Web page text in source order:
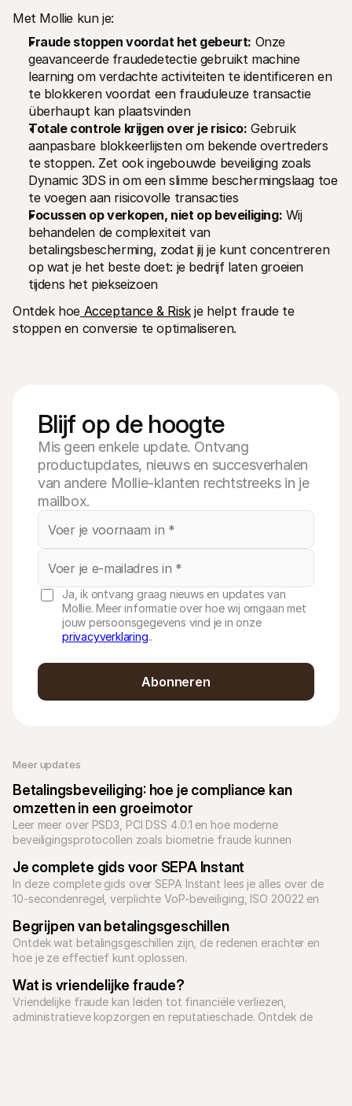
Met Mollie kun je:
Fraude stoppen voordat het gebeurt: Onze
geavanceerde fraudedetectie gebruikt machine
learning om verdachte activiteiten te identificeren en
te blokkeren voordat een frauduleuze transactie
überhaupt kan plaatsvinden
Totale controle krijgen over je risico: Gebruik
aanpasbare blokkeerlijsten om bekende overtreders
te stoppen. Zet ook ingebouwde beveiliging zoals
Dynamic 3DS in om een slimme beschermingslaag toe
te voegen aan risicovolle transacties
Focussen op verkopen, niet op beveiliging: Wij
behandelen de complexiteit van
betalingsbescherming, zodat jij je kunt concentreren
op wat je het beste doet: je bedrijf laten groeien
tijdens het piekseizoen
Ontdek hoe Acceptance & Risk je helpt fraude te
stoppen en conversie te optimaliseren.
Meer updates
Betalingsbeveiliging: hoe je compliance kan
omzetten in een groeimotor
Leer meer over PSD3, PCI DSS 4.0.1 en hoe moderne
beveiligingsprotocollen zoals biometrie fraude kunnen
Je complete gids voor SEPA Instant
In deze complete gids over SEPA Instant lees je alles over de
10-secondenregel, verplichte VoP-beveiliging, ISO 20022 en
Begrijpen van betalingsgeschillen
Ontdek wat betalingsgeschillen zijn, de redenen erachter en
hoe je ze effectief kunt oplossen.
Wat is vriendelijke fraude?
Vriendelijke fraude kan leiden tot financiële verliezen,
administratieve kopzorgen en reputatieschade. Ontdek de
Blijf op de hoogte
Mis geen enkele update. Ontvang
productupdates, nieuws en succesverhalen
van andere Mollie-klanten rechtstreeks in je
mailbox.
Ja, ik ontvang graag nieuws en updates van
Mollie. Meer informatie over hoe wij omgaan met
jouw persoonsgegevens vind je in onze
privacyverklaring..
Abonneren